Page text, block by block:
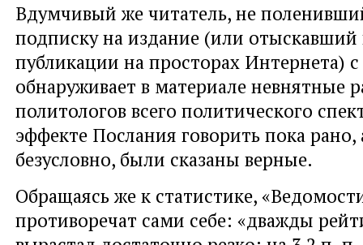
Вдумчивый же читатель, не
подписку на издание (или
публикации на просторах Интернета)
обнаруживает в материале невнятные
политологов всего политического
эффекте Послания говорить пока рано,
безусловно, были сказаны верные.
Обращаясь же к статистике,
противоречат сами себе: «дважды